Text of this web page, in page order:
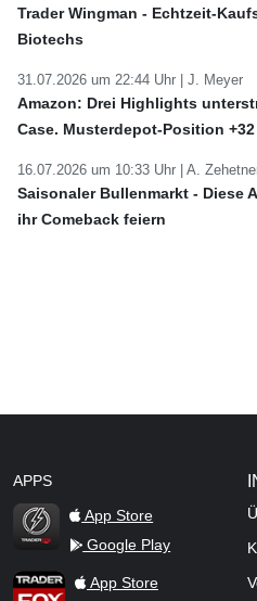
Trader Wingman - Echtzeit-
Biotechs
31.07.2026 um 22:44 Uhr | J. Meyer
Amazon: Drei Highlights
Case. Musterdepot-Position +32
16.07.2026 um 10:33 Uhr | A.
Saisonaler Bullenmarkt - Diese
ihr Comeback feiern
APPS
TraderFox Flash
App Store
Google Play
TraderFox AppApp Store